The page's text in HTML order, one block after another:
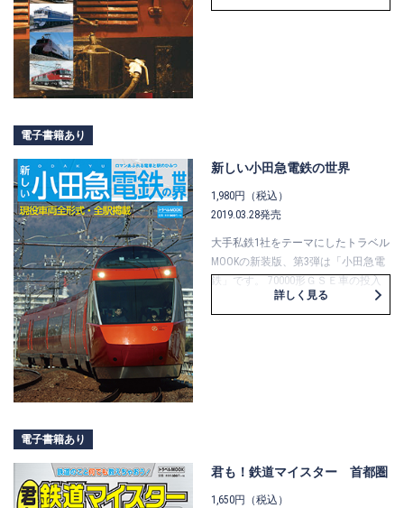
MOOK最新作は“電気機関車”をテーマ
電子書籍あり
新しい小田急電鉄の世界
1,980円（税込）
2019.03.28発売
大手私鉄1社をテーマにしたトラベル
MOOKの新装版、第3弾は「小田急電
鉄」です。 70000形ＧＳＥ車の投入
や複々線工事完成後の小田急電鉄の
最新事情を、車両・運転・駅・線
詳しく見る
電子書籍あり
君も！鉄道マイスター 首都圏
1,650円（税込）